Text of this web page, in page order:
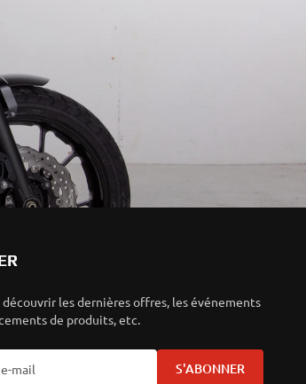
découvrir les dernières offres, les événements
de produits, etc.
S'ABONNER